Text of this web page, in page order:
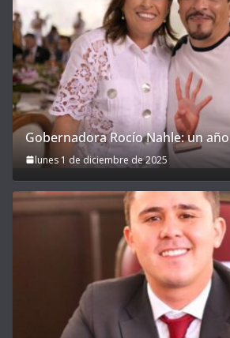
Gobernadora Rocío Nahle: un año
lunes 1 de diciembre de 2025